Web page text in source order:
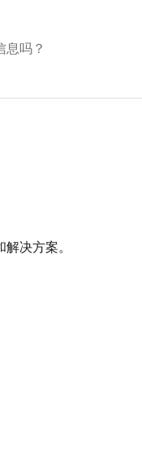
息吗？
决方案。